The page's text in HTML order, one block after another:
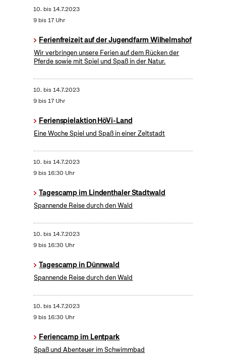
10. bis14.7.2023
9 bis 17 Uhr
Ferienfreizeit auf der Jugendfarm Wilhelmshof
Wir verbringen unsere Ferien auf dem Rücken der
Pferde sowie mit Spiel und Spaß in der Natur.
10. bis14.7.2023
9 bis 17 Uhr
Ferienspielaktion HöVi-Land
Eine Woche Spiel und Spaß in einer Zeltstadt
10. bis14.7.2023
9 bis 16:30 Uhr
Tagescamp im Lindenthaler Stadtwald
Spannende Reise durch den Wald
10. bis14.7.2023
9 bis 16:30 Uhr
Tagescamp in Dünnwald
Spannende Reise durch den Wald
10. bis14.7.2023
9 bis 16:30 Uhr
Feriencamp im Lentpark
Spaß und Abenteuer im Schwimmbad